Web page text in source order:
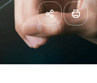
공유하기페이지